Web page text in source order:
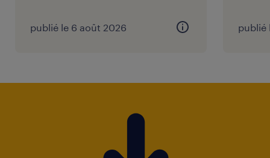
Un environnement de travail agréable,
Randstad accorde une grande importance à
candidats sur la base de leurs compétences,
publié le 6 août 2026 publié